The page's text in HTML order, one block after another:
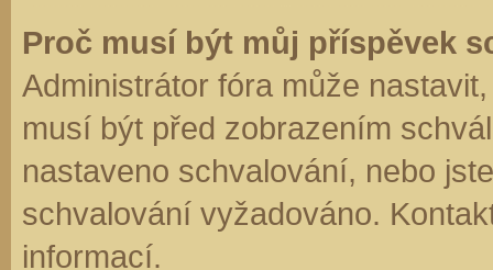
Proč musí být můj příspěvek
Administrátor fóra může
musí být před zobrazením
nastaveno schvalování, nebo
schvalování vyžadováno.
informací.